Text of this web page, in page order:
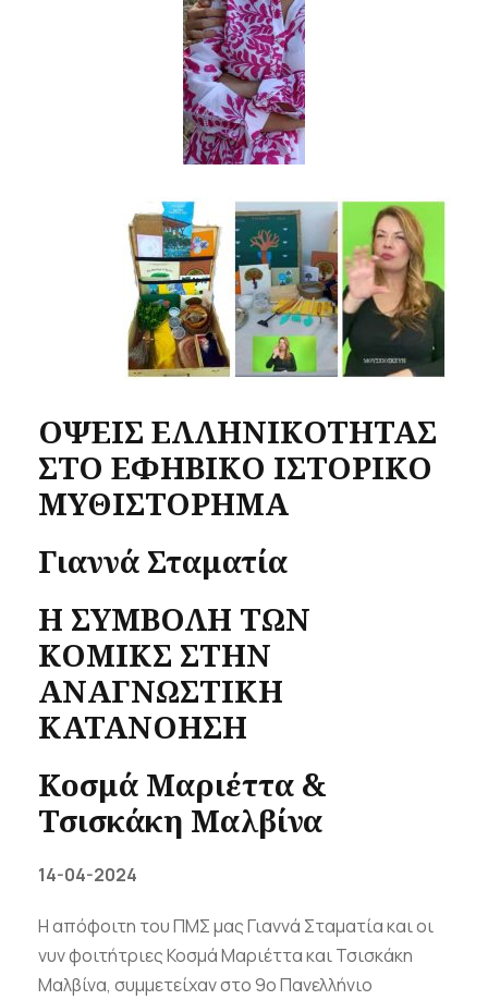
ΟΨΕΙΣ ΕΛΛΗΝΙΚΟΤΗΤΑΣ
ΣΤΟ ΕΦΗΒΙΚΟ ΙΣΤΟΡΙΚΟ
ΜΥΘΙΣΤΟΡΗΜΑ
Γιαννά Σταματία
Η ΣΥΜΒΟΛΗ ΤΩΝ
ΚΟΜΙΚΣ ΣΤΗΝ
ΑΝΑΓΝΩΣΤΙΚΗ
ΚΑΤΑΝΟΗΣΗ
Κοσμά Μαριέττα &
Τσισκάκη Μαλβίνα
14-04-2024
Η απόφοιτη του ΠΜΣ μας Γιαννά Σταματία και οι
νυν φοιτήτριες Κοσμά Μαριέττα και Τσισκάκη
Μαλβίνα, συμμετείχαν στο 9ο Πανελλήνιο